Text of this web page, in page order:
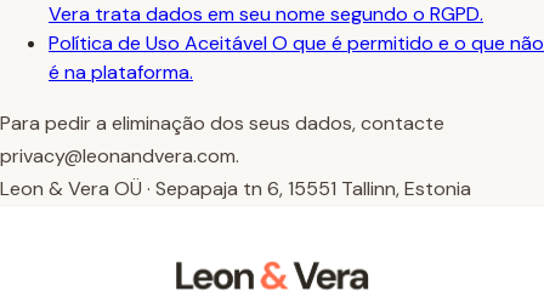
Vera trata dados em seu nome segundo o RGPD.
Política de Uso AceitávelO que é permitido e o que não
é na plataforma.
Para pedir a eliminação dos seus dados, contacte
privacy@leonandvera.com.
Leon & Vera OÜ · Sepapaja tn 6, 15551 Tallinn, Estonia